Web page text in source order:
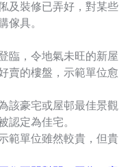
及裝修已弄好，對某些
傢具。
，令地氣未旺的新屋
賣的樓盤，示範單位愈
豪宅或屋邨最佳景觀
認定為佳宅。
範單位雖然較貴，但貴